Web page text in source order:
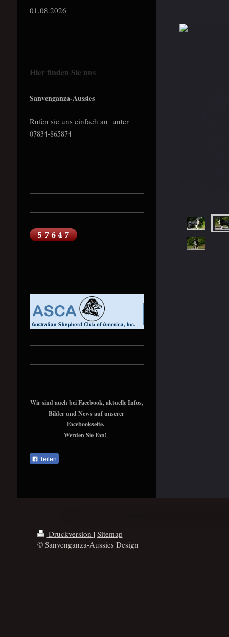
01.08.2026
Hier finden Sie uns
Sanvenganza-Aussies
Rufen sie uns einfach an unter
07834-865874
Wir sind auch bei Facebook, aktuelle Infos,
Bilder und News auf unserer
Facebookseite.
Werden Sie Fan!
Teilen
Druckversion | Sitemap
© Sanvenganza-Aussies Design